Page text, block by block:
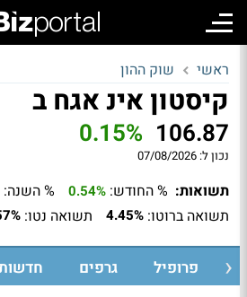
ראשי שוק ההון
קיסטון אינ אגח ב
106.87
0.15%
נכון ל: 07/08/2026
תשואות: % החודש: 0.54% % השנה:
תשואה ברוטו: 4.45% תשואה נטו:
פרופיל גרפים